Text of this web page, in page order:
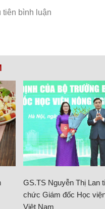
GS.TS Nguyễn Thị Lan
chức Giám đốc Học
Việt Nam